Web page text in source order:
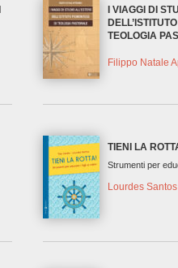
I VIAGGI DI
TEOLOGIA
Filippo Natale
TIENI LA
Strumenti per
Lourdes